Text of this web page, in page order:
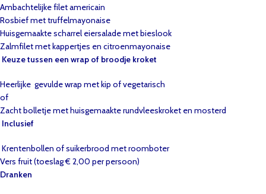
Ambachtelijke filet americain
Rosbief met truffelmayonaise
Huisgemaakte scharrel eiersalade met bieslook
Zalmfilet met kappertjes en citroenmayonaise
Keuze tussen een wrap of broodje kroket
Heerlijke gevulde wrap met kip of vegetarisch
of
Zacht bolletje met huisgemaakte rundvleeskroket en mosterd
Inclusief
Krentenbollen of suikerbrood met roomboter
Vers fruit (toeslag € 2,00 per persoon)
Dranken